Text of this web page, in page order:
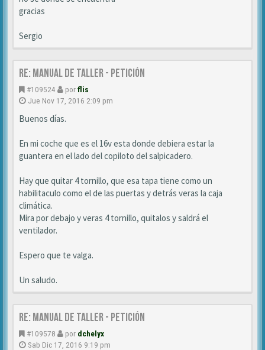
gracias
Sergio
Re: MANUAL DE TALLER - Petición
#109524 porflis
Jue Nov 17, 2016 2:09 pm
Buenos días.
En mi coche que es el 16v esta donde debiera estar la
guantera en el lado del copiloto del salpicadero.
Hay que quitar 4 tornillo, que esa tapa tiene como un
habilitaculo como el de las puertas y detrás veras la caja
climática.
Mira por debajo y veras 4 tornillo, quitalos y saldrá el
ventilador.
Espero que te valga.
Un saludo.
Re: MANUAL DE TALLER - Petición
#109578 por dchelyx
Sab Dic 17, 2016 9:19 pm